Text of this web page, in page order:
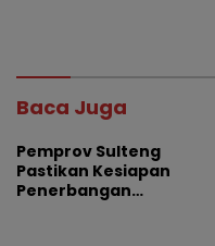
Baca Juga
Pemprov Sulteng
Pastikan Kesiapan
Penerbangan